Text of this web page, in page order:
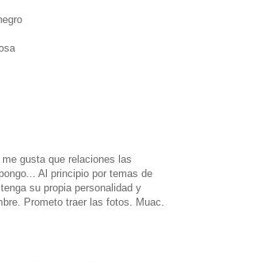
gusta que relaciones las
Al principio por temas de
su propia personalidad y
Prometo traer las fotos. Muac.